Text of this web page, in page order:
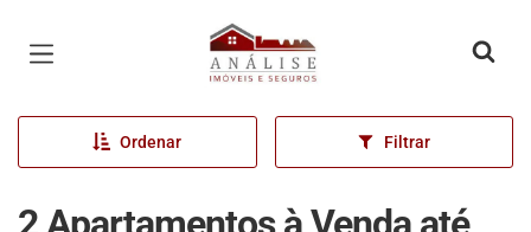
Página inicial
Ordenar Filtrar